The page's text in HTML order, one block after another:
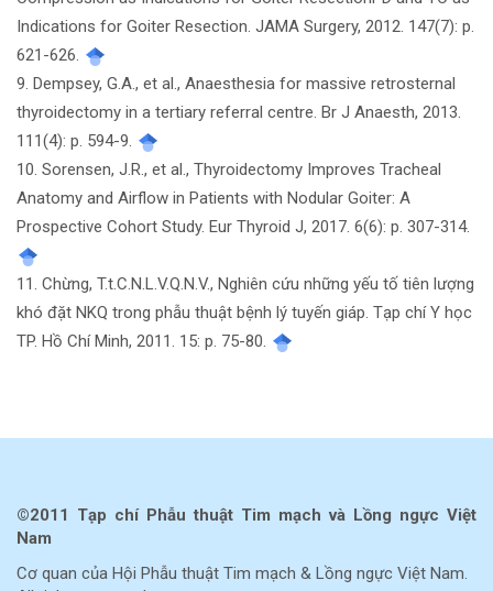
Indications for Goiter Resection. JAMA Surgery, 2012. 147(7): p.
621-626.
9. Dempsey, G.A., et al., Anaesthesia for massive retrosternal
thyroidectomy in a tertiary referral centre. Br J Anaesth, 2013.
111(4): p. 594-9.
10. Sorensen, J.R., et al., Thyroidectomy Improves Tracheal
Anatomy and Airflow in Patients with Nodular Goiter: A
Prospective Cohort Study. Eur Thyroid J, 2017. 6(6): p. 307-314.
11. Chừng, T.t.C.N.L.V.Q.N.V., Nghiên cứu những yếu tố tiên lượng
khó đặt NKQ trong phẫu thuật bệnh lý tuyến giáp. Tạp chí Y học
TP. Hồ Chí Minh, 2011. 15: p. 75-80.
©2011 Tạp chí Phẫu thuật Tim mạch và Lồng ngực Việt
Nam
Cơ quan của Hội Phẫu thuật Tim mạch & Lồng ngực Việt Nam.